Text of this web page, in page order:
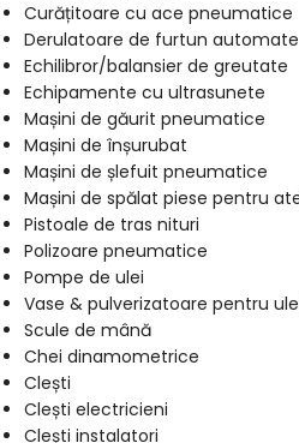
Curățitoare cu ace pneumatice
Derulatoare de furtun automate
Echilibror/balansier de greutate
Echipamente cu ultrasunete
Mașini de găurit pneumatice
Mașini de înșurubat
Mașini de șlefuit pneumatice
Mașini de spălat piese pentru
Pistoale de tras nituri
Polizoare pneumatice
Pompe de ulei
Vase & pulverizatoare pentru
Scule de mână
Chei dinamometrice
Clești
Clești electricieni
Clești instalatori